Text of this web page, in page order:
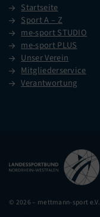
Startseite
Sport A – Z
me-sport STUDIO
me-sport PLUS
Unser Verein
Mitgliederservice
Verantwortung
© 2026 – mettmann-sport e.V.